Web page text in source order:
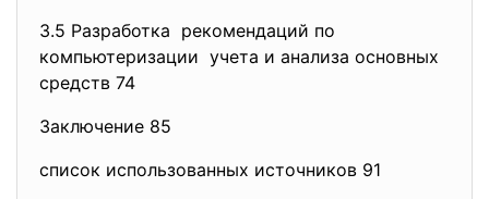
3.5 Разработка рекомендаций по
компьютеризации учета и анализа основных
средств 74
Заключение 85
список использованных источников 91